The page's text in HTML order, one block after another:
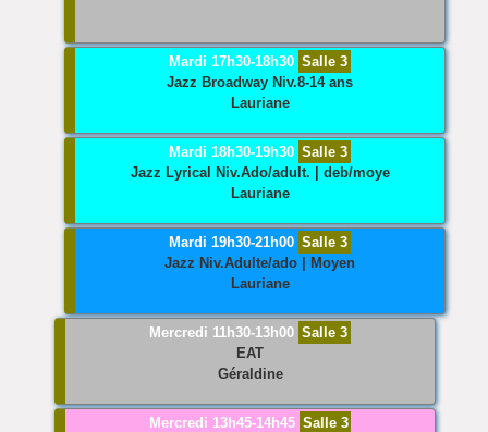
Mardi 17h30-18h30 Salle 3
Jazz Broadway Niv.8-14 ans
Lauriane
Mardi 18h30-19h30 Salle 3
Jazz Lyrical Niv.Ado/adult. | deb/moye
Lauriane
Mardi 19h30-21h00 Salle 3
Jazz Niv.Adulte/ado | Moyen
Lauriane
Mercredi 11h30-13h00 Salle 3
EAT
Géraldine
Mercredi 13h45-14h45 Salle 3